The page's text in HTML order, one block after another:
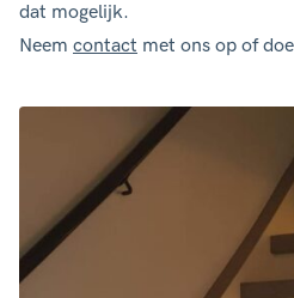
dat mogelijk.
Neem contact met ons op of